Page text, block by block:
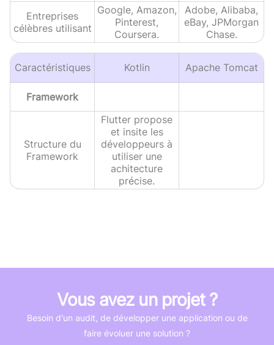
Entreprises
célèbres utilisant
Google, Amazon,
Pinterest,
Coursera.
Adobe, Alibaba,
eBay, JPMorgan
Chase.
Caractéristiques Kotlin Apache Tomcat
Framework
Structure du
Framework
Flutter propose
et insite les
développeurs à
utiliser une
achitecture
précise.
Vous avez un projet ?
Besoin d'un audit, de développer une application ou de
faire évoluer une solution ?